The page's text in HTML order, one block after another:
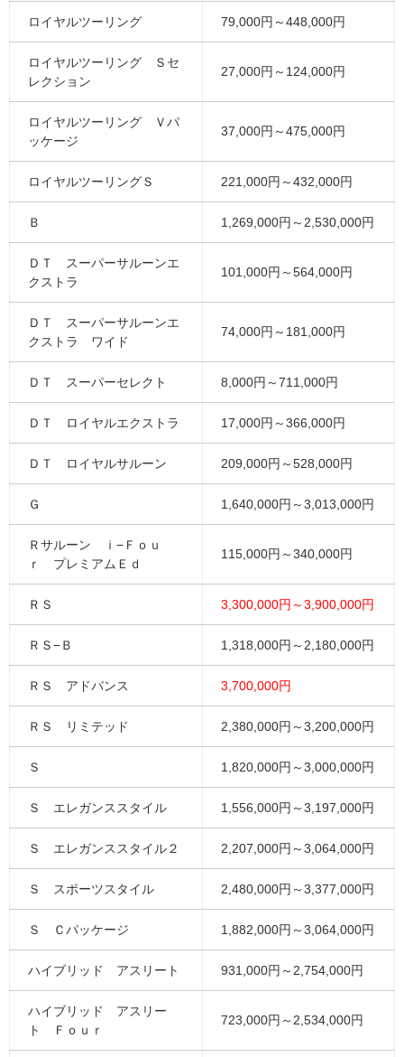
ロイヤルツーリング 79,000円～448,000円
ロイヤルツーリング Ｓセ
レクション
27,000円～124,000円
ロイヤルツーリング Ｖパ
ッケージ
37,000円～475,000円
ロイヤルツーリングＳ 221,000円～432,000円
Ｂ 1,269,000円～2,530,000円
ＤＴ スーパーサルーンエ
クストラ
101,000円～564,000円
ＤＴ スーパーサルーンエ
クストラ ワイド
74,000円～181,000円
ＤＴ スーパーセレクト 8,000円～711,000円
ＤＴ ロイヤルエクストラ 17,000円～366,000円
ＤＴ ロイヤルサルーン 209,000円～528,000円
Ｇ 1,640,000円～3,013,000円
Ｒサルーン ｉ−Ｆｏｕ
ｒ プレミアムＥｄ
115,000円～340,000円
ＲＳ 3,300,000円～3,900,000円
ＲＳ−Ｂ 1,318,000円～2,180,000円
ＲＳ アドバンス 3,700,000円
ＲＳ リミテッド 2,380,000円～3,200,000円
Ｓ 1,820,000円～3,000,000円
Ｓ エレガンススタイル 1,556,000円～3,197,000円
Ｓ エレガンススタイル２ 2,207,000円～3,064,000円
Ｓ スポーツスタイル 2,480,000円～3,377,000円
Ｓ Ｃパッケージ 1,882,000円～3,064,000円
ハイブリッド アスリート 931,000円～2,754,000円
ハイブリッド アスリー
ト Ｆｏｕｒ
723,000円～2,534,000円